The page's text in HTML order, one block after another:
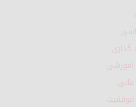
گذاری
آموزشی
مالی
موفقیت